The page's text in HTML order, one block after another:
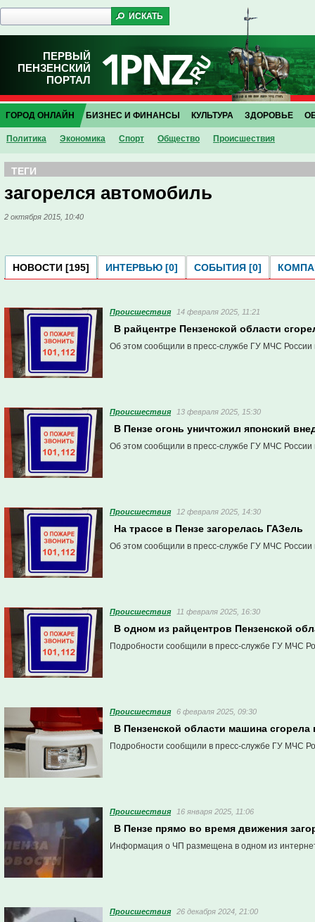
ПЕРВЫЙ
ПЕНЗЕНСКИЙ
ПОРТАЛ
ГОРОД ОНЛАЙН
Политика Экономика Спорт Общество Проиcшествия
БИЗНЕС И ФИНАНСЫ КУЛЬТУРА ЗДОРОВЬЕ
ТЕГИ
загорелся автомобиль
2 октября 2015, 10:40
НОВОСТИ [195] ИНТЕРВЬЮ [0] СОБЫТИЯ [0]
Проиcшествия 14 февраля 2025, 11:21
В райцентре Пензенской области
Об этом сообщили в пресс-службе ГУ МЧС России
Проиcшествия 13 февраля 2025, 15:30
В Пензе огонь уничтожил японский
Об этом сообщили в пресс-службе ГУ МЧС России
Проиcшествия 12 февраля 2025, 14:30
На трассе в Пензе загорелась ГАЗель
Об этом сообщили в пресс-службе ГУ МЧС России
Проиcшествия 11 февраля 2025, 16:30
В одном из райцентров Пензенской
Подробности сообщили в пресс-службе ГУ МЧС
Проиcшествия 6 февраля 2025, 09:30
В Пензенской области машина сгорела
Подробности сообщили в пресс-службе ГУ МЧС
Проиcшествия 16 января 2025, 11:06
В Пензе прямо во время движения
Информация о ЧП размещена в одном из
Проиcшествия 26 декабря 2024, 21:00